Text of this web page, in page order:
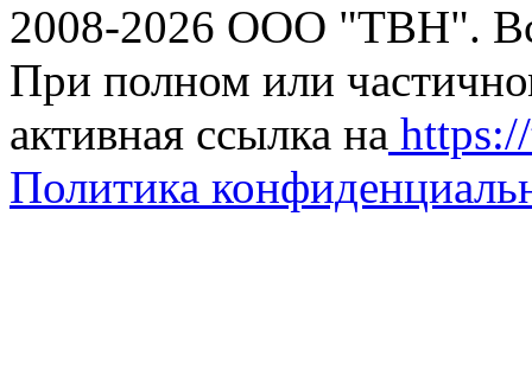
2008-2026 ООО "ТВН".
При полном или
активная ссылка на
Политика